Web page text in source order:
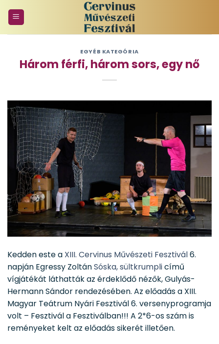
EGYÉB KATEGÓRIA
Három férfi, három sors, egy nő
Kedden este a XIII. Cervinus Művészeti Fesztivál6.
napján Egressy ZoltánSóska, sültkrumplicímű
vígjátékát láthatták az érdeklődő nézők, Gulyás-
Hermann Sándor rendezésében. Az előadás a XIII.
Magyar Teátrum Nyári Fesztivál 6. versenyprogramja
volt – Fesztivál a Fesztiválban!!! A 2*6-os szám is
reményeket kelt az előadás sikerét illetően.